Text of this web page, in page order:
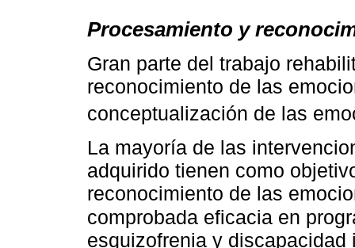
Procesamiento y
Gran parte del trabajo
reconocimiento de las
conceptualización de las
La mayoría de las
adquirido tienen como
reconocimiento de las
comprobada eficacia en
esquizofrenia y discapacidad